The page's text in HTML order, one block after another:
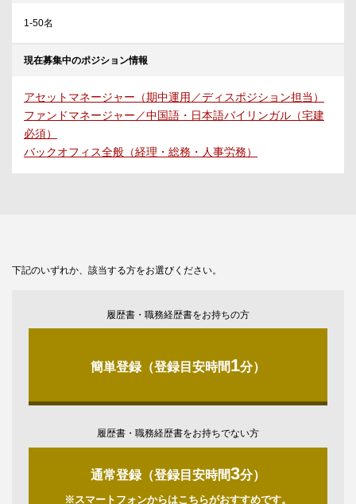
1-50名
現在募集中のポジション情報
アセットマネージャー（期中運用／ディスポジション担当）
ファンドマネージャー／中国語・日本語バイリンガル（宅建
必須）
バックオフィス全般（経理・総務・人事労務）
下記のいずれか、該当する方をお選びください。
履歴書・職務経歴書をお持ちの方
簡単登録（登録目安時間1分）
履歴書・職務経歴書をお持ちでない方
通常登録（登録目安時間3分）
※スマートフォンからはこちらがおすすめです。